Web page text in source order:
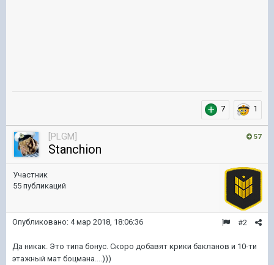
7 1
57
[PLGM]
Stanchion
Участник
55 публикаций
#2
Опубликовано: 4 мар 2018, 18:06:36
Да никак. Это типа бонус. Скоро добавят крики бакланов и 10-ти
этажный мат боцмана....)))